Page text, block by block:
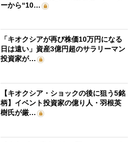
ーから“10…
「キオクシアが再び株価10万円になる
日は遠い」資産3億円超のサラリーマン
投資家が…
【キオクシア・ショックの後に狙う5銘
柄】イベント投資家の億り人・羽根英
樹氏が厳…